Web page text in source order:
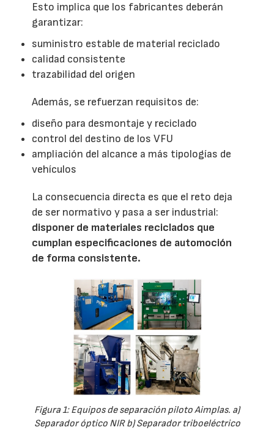
Esto implica que los fabricantes deberán
garantizar:
suministro estable de material reciclado
calidad consistente
trazabilidad del origen
Además, se refuerzan requisitos de:
diseño para desmontaje y reciclado
control del destino de los VFU
ampliación del alcance a más tipologías de
vehículos
La consecuencia directa es que el reto deja
de ser normativo y pasa a ser industrial:
disponer de materiales reciclados que
cumplan especificaciones de automoción
de forma consistente.
Figura 1: Equipos de separación piloto Aimplas. a)
Separador óptico NIR b) Separador triboeléctrico